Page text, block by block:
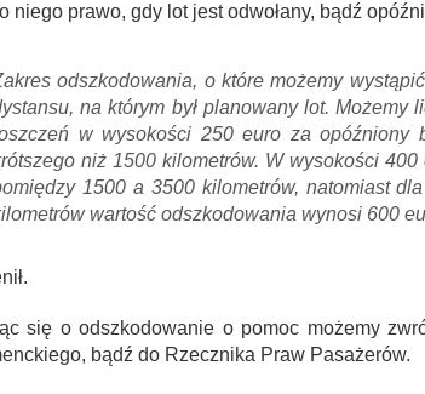
niego prawo, gdy lot jest odwołany, bądź
odszkodowania, o które możemy
na którym był planowany lot. Możemy
w wysokości 250 euro za opóźniony
niż 1500 kilometrów. W wysokości
1500 a 3500 kilometrów, natomiast
wartość odszkodowania wynosi 600
się o odszkodowanie o pomoc możemy
bądź do Rzecznika Praw Pasażerów.